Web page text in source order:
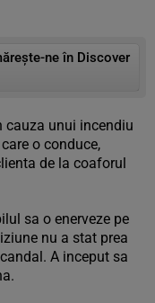
ne în Discover
cauza unui incendiu
o conduce,
de la coaforul
sa o enerveze pe
nu a stat prea
A inceput sa